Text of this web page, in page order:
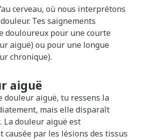
cerveau, où nous interprétons
Tes saignements
douloureux pour une courte
aiguë) ou pour une longue
chronique).
aiguë
douleur aiguë, tu ressens la
mais elle disparaît
La douleur aiguë est
causée par les lésions des tissus